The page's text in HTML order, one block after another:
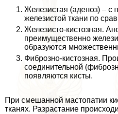
Железистая (аденоз) – с
железистой ткани по
Железисто-кистозная.
преимущественно
образуются
Фиброзно-кистозная.
соединительной
появляются кисты.
При смешанной мастопатии
тканях. Разрастание